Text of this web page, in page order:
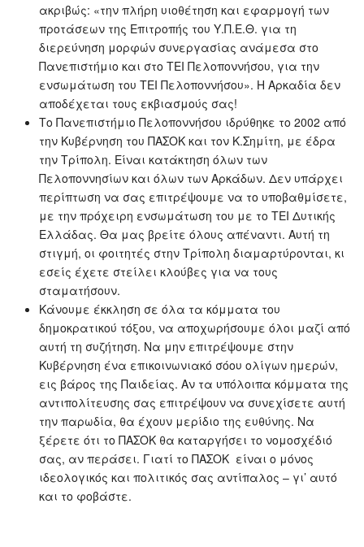
ακριβώς: «την πλήρη υιοθέτηση και εφαρμογή των
προτάσεων της Επιτροπής του Υ.Π.Ε.Θ. για τη
διερεύνηση μορφών συνεργασίας ανάμεσα στο
Πανεπιστήμιο και στο ΤΕΙ Πελοποννήσου, για την
ενσωμάτωση του ΤΕΙ Πελοποννήσου». Η Αρκαδία δεν
αποδέχεται τους εκβιασμούς σας!
Το Πανεπιστήμιο Πελοποννήσου ιδρύθηκε το 2002 από
την Κυβέρνηση του ΠΑΣΟΚ και τον Κ.Σημίτη, με έδρα
την Τρίπολη. Είναι κατάκτηση όλων των
Πελοποννησίων και όλων των Αρκάδων. Δεν υπάρχει
περίπτωση να σας επιτρέψουμε να το υποβαθμίσετε,
με την πρόχειρη ενσωμάτωση του με το ΤΕΙ Δυτικής
Ελλάδας. Θα μας βρείτε όλους απέναντι. Αυτή τη
στιγμή, οι φοιτητές στην Τρίπολη διαμαρτύρονται, κι
εσείς έχετε στείλει κλούβες για να τους
σταματήσουν.
Κάνουμε έκκληση σε όλα τα κόμματα του
δημοκρατικού τόξου, να αποχωρήσουμε όλοι μαζί από
αυτή τη συζήτηση. Να μην επιτρέψουμε στην
Κυβέρνηση ένα επικοινωνιακό σόου ολίγων ημερών,
εις βάρος της Παιδείας. Αν τα υπόλοιπα κόμματα της
αντιπολίτευσης σας επιτρέψουν να συνεχίσετε αυτή
την παρωδία, θα έχουν μερίδιο της ευθύνης. Να
ξέρετε ότι το ΠΑΣΟΚ θα καταργήσει το νομοσχέδιό
σας, αν περάσει. Γιατί το ΠΑΣΟΚ είναι ο μόνος
ιδεολογικός και πολιτικός σας αντίπαλος – γι’ αυτό
και το φοβάστε.